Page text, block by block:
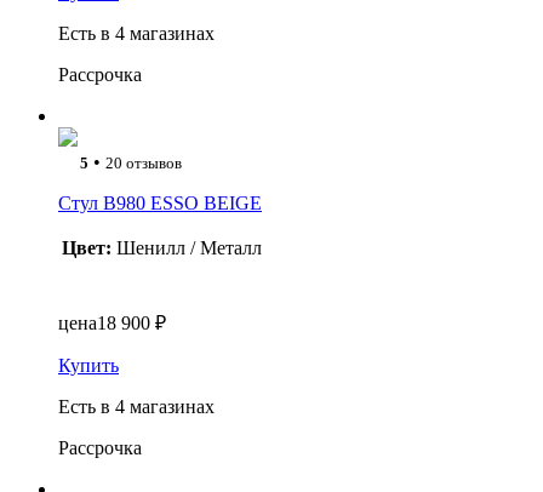
Есть в 4 магазинах
Рассрочка
5 • 20 отзывов
Стул B980 ESSO BEIGE
Цвет: Шенилл / Металл
цена18 900 ₽
Купить
Есть в 4 магазинах
Рассрочка